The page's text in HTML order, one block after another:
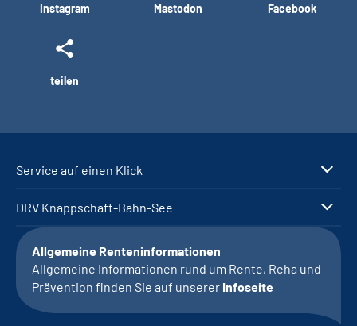
Instagram Mastodon Facebook
teilen
Service auf einen Klick
DRV Knappschaft-Bahn-See
Allgemeine Renteninformationen
Allgemeine Informationen rund um Rente, Reha und
Prävention finden Sie auf unserer Infoseite